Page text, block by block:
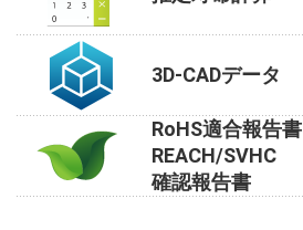
3D-CADデータ
RoHS適合報告書
REACH/SVHC
確認報告書